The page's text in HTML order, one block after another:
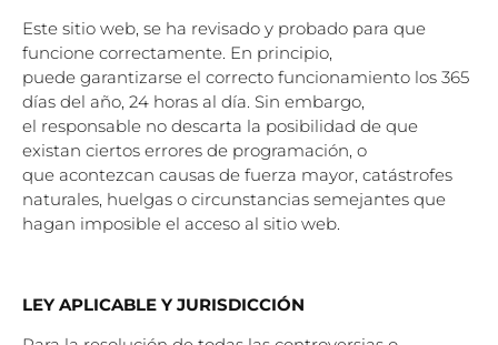
Este sitio web, se ha revisado y probado para que
funcione correctamente. En principio,
puede garantizarse el correcto funcionamiento los 365
días del año, 24 horas al día. Sin embargo,
el responsable no descarta la posibilidad de que
existan ciertos errores de programación, o
que acontezcan causas de fuerza mayor, catástrofes
naturales, huelgas o circunstancias semejantes que
hagan imposible el acceso al sitio web.
LEY APLICABLE Y JURISDICCIÓN